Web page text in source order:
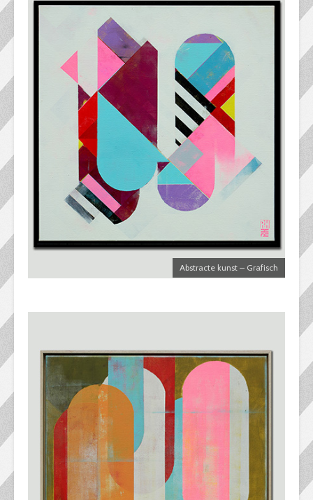
Abstracte kunst – Grafisch